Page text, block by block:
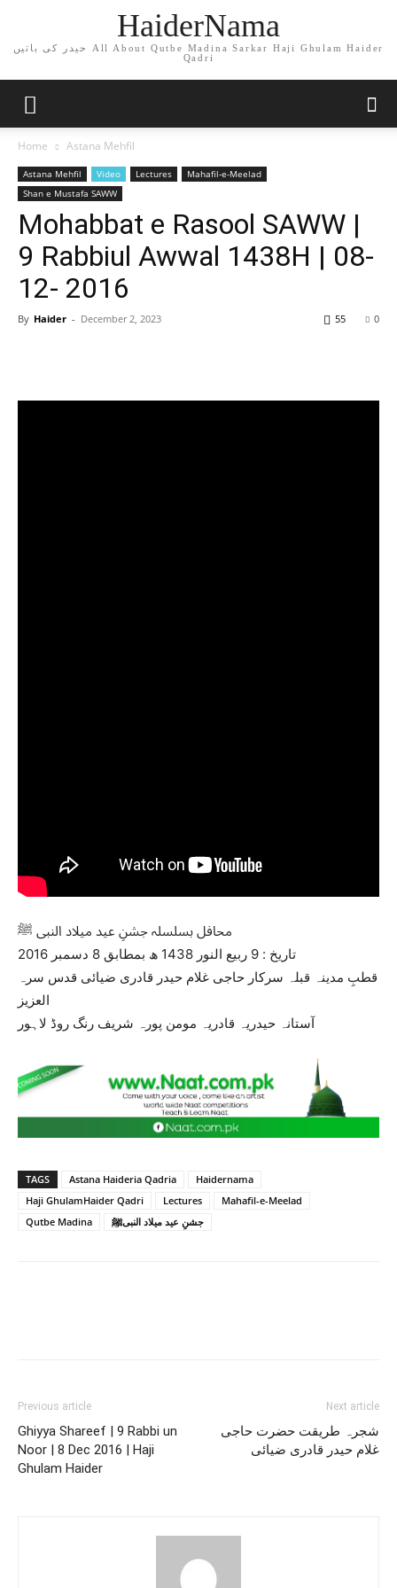
HaiderNama
حیدر کی باتیں All About Qutbe Madina Sarkar Haji Ghulam Haider
Qadri
Home Astana Mehfil
Astana Mehfil Video Lectures
Mahafil-e-Meelad
Shan e Mustafa SAWW
Mohabbat e Rasool SAWW |
9 Rabbiul Awwal 1438H | 08-
12- 2016
By Haider - December 2, 2023 0
55
محافل بسلسلہ جشنِ عید میلاد النبی ﷺ
تاریخ : 9 ربیع النور 1438 ھ بمطابق 8 دسمبر 2016
قطبِ مدینہ قبلہ سرکار حاجی غلام حیدر قادری ضیائی قدس سرہ
العزیز
آستانہ حیدریہ قادریہ مومن پورہ شریف رنگ روڈ لاہور
TAGS Astana Haideria Qadria
Haidernama
Haji GhulamHaider Qadri
Lectures
Mahafil-e-Meelad
Qutbe Madina
جشنِ عید میلاد النبیﷺ
Previous article
Ghiyya Shareef | 9 Rabbi un
Noor | 8 Dec 2016 | Haji
Ghulam Haider
Next article
شجرہ طریقت حضرت حاجی
غلام حیدر قادری ضیائی